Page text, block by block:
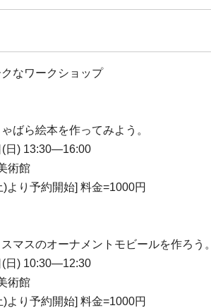
なワークショップ
ばら絵本を作ってみよう。
(日) 13:30―16:00
術館
より予約開始] 料金=1000円
マスのオーナメントモビールを作ろう。
(日) 10:30―12:30
術館
より予約開始] 料金=1000円